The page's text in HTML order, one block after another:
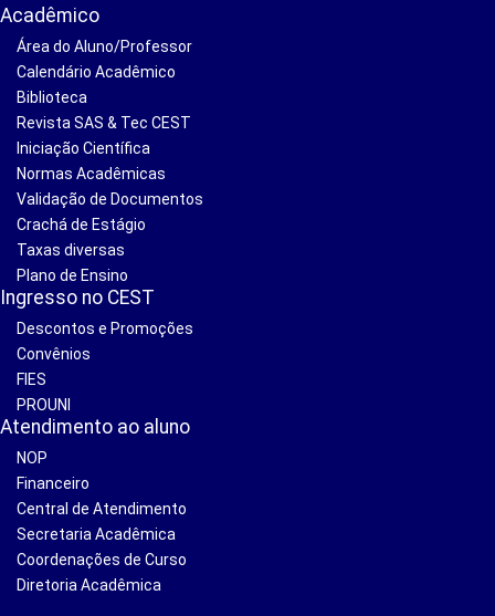
Acadêmico
Área do Aluno/Professor
Calendário Acadêmico
Biblioteca
Revista SAS & Tec CEST
Iniciação Científica
Normas Acadêmicas
Validação de Documentos
Crachá de Estágio
Taxas diversas
Plano de Ensino
Ingresso no CEST
Descontos e Promoções
Convênios
FIES
PROUNI
Atendimento ao aluno
NOP
Financeiro
Central de Atendimento
Secretaria Acadêmica
Coordenações de Curso
Diretoria Acadêmica